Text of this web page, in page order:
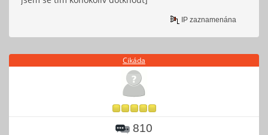
IP zaznamenána
Cikáda
810